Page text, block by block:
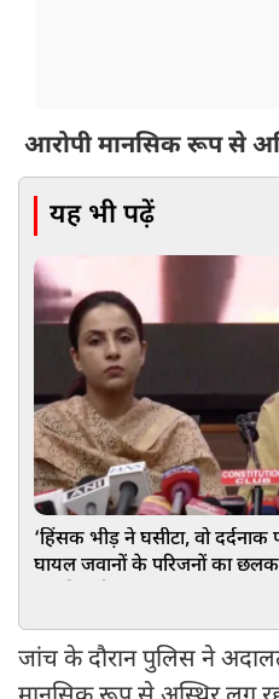
आरोपी मानसिक रूप से
यह भी पढ़ें
‘हिंसक भीड़ ने घसीटा, वो दर्दनाक
घायल जवानों के परिजनों का
जांच के दौरान पुलिस ने